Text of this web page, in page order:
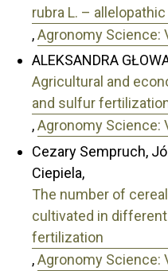
rubra L. –
,Agronomy Science:
ALEKSANDRA
Agricultural and
and sulfur
,Agronomy Science:
Cezary Sempruch,
Ciepiela,
The number of
cultivated in
fertilization
,Agronomy Science: